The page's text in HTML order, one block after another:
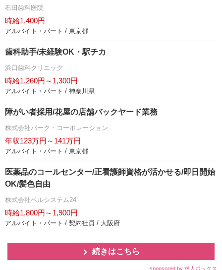
石田歯科医院
時給1,400円
アルバイト・パート / 東京都
歯科助手/未経験OK・駅チカ
浜口歯科クリニック
時給1,260円～1,300円
アルバイト・パート / 神奈川県
障がい者採用/花屋の店舗バックヤード業務
株式会社パーク・コーポレーション
年収123万円～141万円
アルバイト・パート / 東京都
医薬品のコールセンター/正看護師資格が活かせる/即日開始
OK/髪色自由
株式会社ベルシステム24
時給1,800円～1,900円
アルバイト・パート / 契約社員 / 大阪府
続きはこちら
sponsored by 求人ボックス